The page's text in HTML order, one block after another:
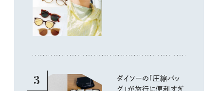
3
ダイソーの「圧縮バッ
グ」が旅行に便利すぎ